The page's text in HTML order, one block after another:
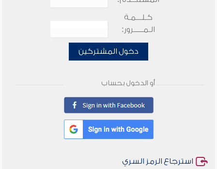
كـلـــمـة
الـمـــــرور:
دخول المشتركين
أو الدخول بحساب
استرجاع الرمز السري